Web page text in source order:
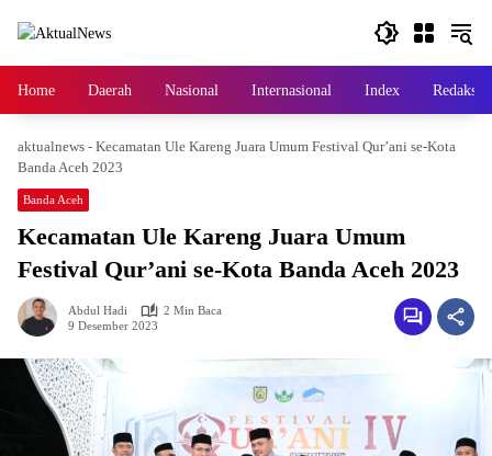
Home Daerah Nasional Internasional Index Redaksi
aktualnews - Kecamatan Ule Kareng Juara Umum Festival Qur’ani se-Kota
Banda Aceh 2023
Banda Aceh
Kecamatan Ule Kareng Juara Umum
Festival Qur’ani se-Kota Banda Aceh 2023
Abdul Hadi
2 Min Baca
9 Desember 2023